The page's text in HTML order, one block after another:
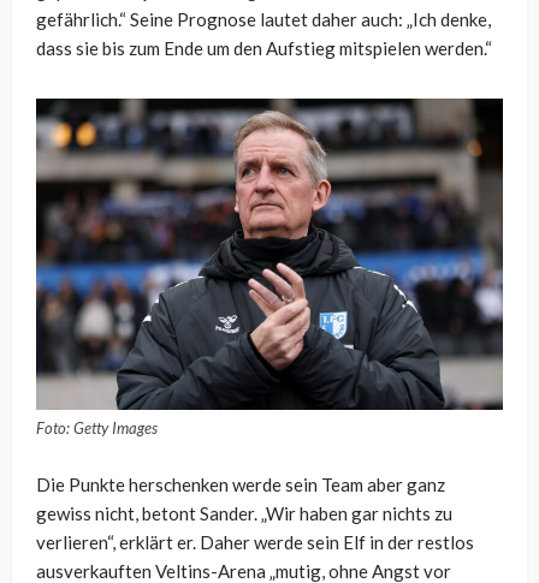
gefährlich.“ Seine Prognose lautet daher auch: „Ich denke,
dass sie bis zum Ende um den Aufstieg mitspielen werden.“
Foto: Getty Images
Die Punkte herschenken werde sein Team aber ganz
gewiss nicht, betont Sander. „Wir haben gar nichts zu
verlieren“, erklärt er. Daher werde sein Elf in der restlos
ausverkauften Veltins-Arena „mutig, ohne Angst vor